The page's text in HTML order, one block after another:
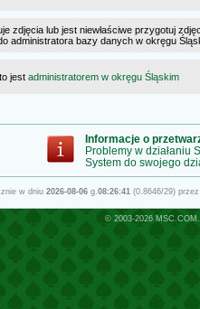
zdjęcia lub jest niewłaściwe przygotuj
administratora bazy danych w okręgu
jest administratorem w okręgu Śląskim
Informacje o
Problemy w działaniu
System do swojego
w dniu 2026-08-06g.08:26:41(0.8646/29)
© 2003-2026